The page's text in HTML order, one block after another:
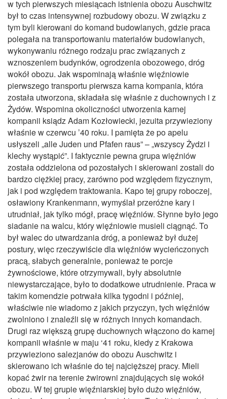
w tych pierwszych miesiącach istnienia obozu Auschwitz
był to czas intensywnej rozbudowy obozu. W związku z
tym byli kierowani do komand budowlanych, gdzie praca
polegała na transportowaniu materiałów budowlanych,
wykonywaniu różnego rodzaju prac związanych z
wznoszeniem budynków, ogrodzenia obozowego, dróg
wokół obozu. Jak wspominają właśnie więźniowie
pierwszego transportu pierwsza karna kompania, która
została utworzona, składała się właśnie z duchownych i z
Żydów. Wspomina okoliczności utworzenia karnej
kompanii ksiądz Adam Kozłowiecki, jezuita przywieziony
właśnie w czerwcu ’40 roku. I pamięta że po apelu
usłyszeli „alle Juden und Pfafen raus” – „wszyscy Żydzi i
klechy wystąpić”. I faktycznie pewna grupa więźniów
została oddzielona od pozostałych i skierowani zostali do
bardzo ciężkiej pracy, zarówno pod względem fizycznym,
jak i pod względem traktowania. Kapo tej grupy roboczej,
osławiony Krankenmann, wymyślał przeróżne kary i
utrudniał, jak tylko mógł, pracę więźniów. Słynne było jego
siadanie na walcu, który więźniowie musieli ciągnąć. To
był walec do utwardzania dróg, a ponieważ był dużej
postury, więc rzeczywiście dla więźniów wycieńczonych
pracą, słabych generalnie, ponieważ te porcje
żywnościowe, które otrzymywali, były absolutnie
niewystarczające, było to dodatkowe utrudnienie. Praca w
takim komendzie potrwała kilka tygodni i później,
właściwie nie wiadomo z jakich przyczyn, tych więźniów
zwolniono i znaleźli się w różnych innych komandach.
Drugi raz większą grupę duchownych włączono do karnej
kompanii właśnie w maju ‘41 roku, kiedy z Krakowa
przywieziono salezjanów do obozu Auschwitz i
skierowano ich właśnie do tej najcięższej pracy. Mieli
kopać żwir na terenie żwirowni znajdujących się wokół
obozu. W tej grupie więźniarskiej było dużo więźniów,